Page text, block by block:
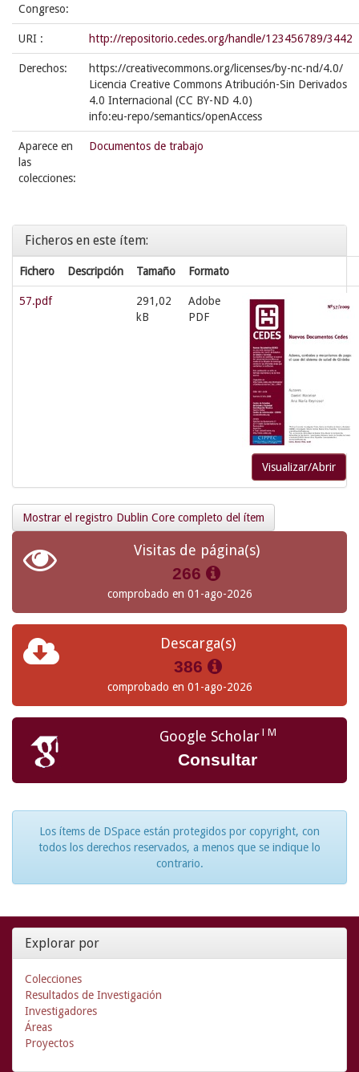
Congreso:
URI : http://repositorio.cedes.org/handle/123456789/3442
Derechos:
https://creativecommons.org/licenses/by-nc-nd/4.0/
Licencia Creative Commons Atribución-Sin Derivados
4.0 Internacional (CC BY-ND 4.0)
info:eu-repo/semantics/openAccess
Aparece en
las
colecciones:
Documentos de trabajo
Ficheros en este ítem:
Fichero Descripción Tamaño Formato
57.pdf
291,02
kB
Adobe
PDF
Visualizar/Abrir
Mostrar el registro Dublin Core completo del ítem
Visitas de página(s)
266
comprobado en 01-ago-2026
Descarga(s)
386
comprobado en 01-ago-2026
Google ScholarTM
Consultar
Los ítems de DSpace están protegidos por copyright, con
todos los derechos reservados, a menos que se indique lo
contrario.
Explorar por
Colecciones
Resultados de Investigación
Investigadores
Áreas
Proyectos